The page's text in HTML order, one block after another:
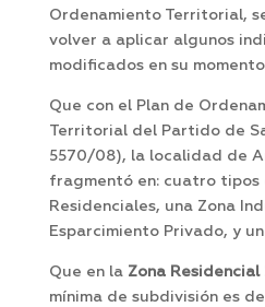
Ordenamiento Territorial,
volver a aplicar algunos
modificados en su
Que con el Plan de
Territorial del Partido de
5570/08), la localidad de
fragmentó en: cuatro tipos
Residenciales, una Zona
Esparcimiento Privado, y
Que en laZona Residencial
mínima de subdivisión es